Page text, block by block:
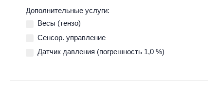
Дополнительные услуги:
Весы (тензо)
Сенсор. управление
Датчик давления (погрешность 1,0 %)